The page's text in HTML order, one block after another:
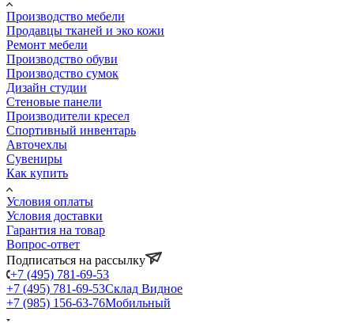
Производство мебели
Продавцы тканей и эко кожи
Ремонт мебели
Производство обуви
Производство сумок
Дизайн студии
Стеновые панели
Производители кресел
Спортивный инвентарь
Авточехлы
Сувениры
Как купить
Условия оплаты
Условия доставки
Гарантия на товар
Вопрос-ответ
Подписаться на рассылку
+7 (495) 781-69-53
+7 (495) 781-69-53Склад Видное
+7 (985) 156-63-76Мобильный